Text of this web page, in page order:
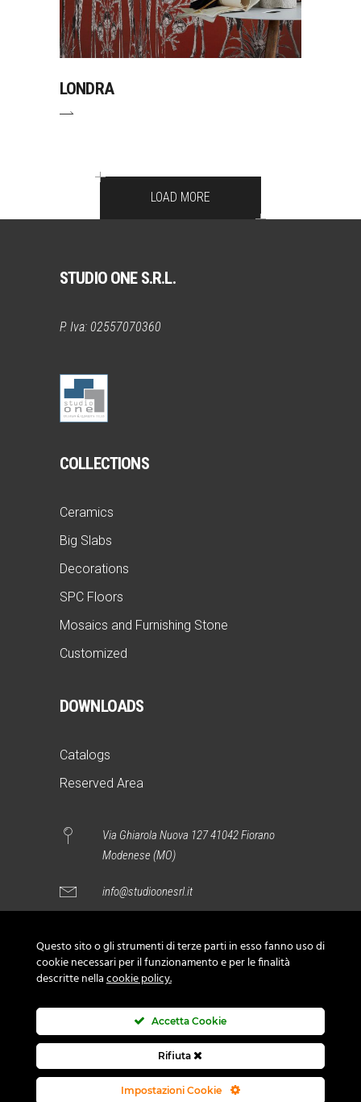
LONDRA
LOAD MORE
STUDIO ONE S.R.L.
P. Iva: 02557070360
COLLECTIONS
Ceramics
Big Slabs
Decorations
SPC Floors
Mosaics and Furnishing Stone
Customized
DOWNLOADS
Catalogs
Reserved Area
Via Ghiarola Nuova 127 41042 Fiorano
Modenese (MO)
info@studioonesrl.it
Instagram Facebook
Privacy Policy Cookie Policy
Questo sito o gli strumenti di terze parti in esso fanno uso di
cookie necessari per il funzionamento e per le finalità
descritte nellacookie policy.
Accetta Cookie
Rifiuta
Impostazioni Cookie